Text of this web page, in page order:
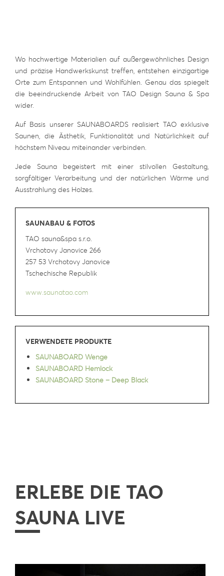
Wo hochwertige Materialien auf außergewöhnliches Design
und präzise Handwerkskunst treffen, entstehen einzigartige
Orte zum Entspannen und Wohlfühlen. Genau das spiegelt
die beeindruckende Arbeit von TAO Design Sauna & Spa
wider.
Auf Basis unserer SAUNABOARDS realisiert TAO exklusive
Saunen, die Ästhetik, Funktionalität und Natürlichkeit auf
höchstem Niveau miteinander verbinden.
Jede Sauna begeistert mit einer stilvollen Gestaltung,
sorgfältiger Verarbeitung und der natürlichen Wärme und
Ausstrahlung des Holzes.
SAUNABAU & FOTOS
TAO sauna&spa s.r.o.
Vrchotovy Janovice 266
257 53 Vrchotovy Janovice
Tschechische Republik
www.saunatao.com
VERWENDETE PRODUKTE
SAUNABOARD Wenge
SAUNABOARD Hemlock
SAUNABOARD Stone – Deep Black
ERLEBE DIE TAO
SAUNA LIVE